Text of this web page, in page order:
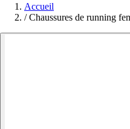
Accueil
/ Chaussures de running